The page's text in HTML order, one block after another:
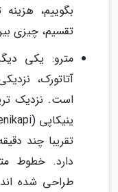
بگوییم،
تقسیم، چیزی بین 50 تا 80 لیر می
مترو: یکی
آتاتورک،
است. نزدیک
تقریبا چند
دارد. خطوط
طراحی شده اند